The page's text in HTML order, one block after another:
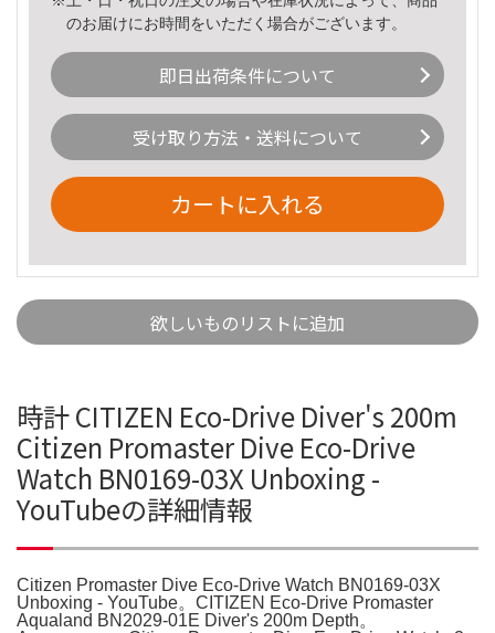
のお届けにお時間をいただく場合がございます。
即日出荷条件について
受け取り方法・送料について
カートに入れる
欲しいものリストに追加
時計 CITIZEN Eco-Drive Diver's 200m
Citizen Promaster Dive Eco-Drive
Watch BN0169-03X Unboxing -
YouTubeの詳細情報
Citizen Promaster Dive Eco-Drive Watch BN0169-03X
Unboxing - YouTube。CITIZEN Eco-Drive Promaster
Aqualand BN2029-01E Diver's 200m Depth。